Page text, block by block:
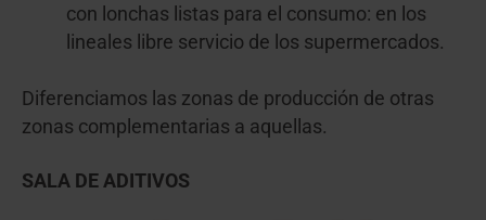
con lonchas listas para el consumo: en los
lineales libre servicio de los supermercados.
Diferenciamos las zonas de producción de otras
zonas complementarias a aquellas.
SALA DE ADITIVOS